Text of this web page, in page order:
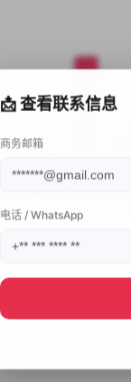
📩 查看联系信息
商务邮箱
电话 / WhatsApp